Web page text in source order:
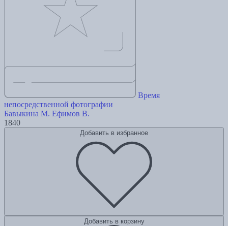
Время
непосредственной фотографии
Бавыкина М. Ефимов В.
1840
Добавить в избранное
Добавить в корзину